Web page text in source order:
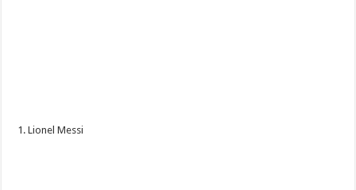
1. Lionel Messi